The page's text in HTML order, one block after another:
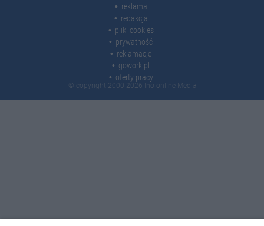
reklama
redakcja
pliki cookies
prywatność
reklamacje
gowork.pl
oferty pracy
© copyright 2000-2026 Ino-online Media